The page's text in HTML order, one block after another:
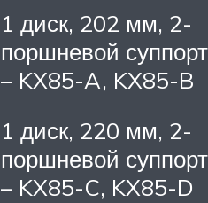
1 диск, 202 мм, 2-
поршневой суппорт
– KX85-A, KX85-B
1 диск, 220 мм, 2-
поршневой суппорт
– KX85-C, KX85-D